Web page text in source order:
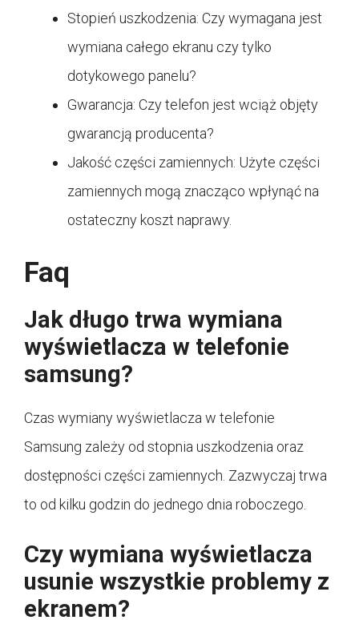
Stopień uszkodzenia: Czy wymagana jest
wymiana całego ekranu czy tylko
dotykowego panelu?
Gwarancja: Czy telefon jest wciąż objęty
gwarancją producenta?
Jakość części zamiennych: Użyte części
zamiennych mogą znacząco wpłynąć na
ostateczny koszt naprawy.
Faq
Jak długo trwa wymiana
wyświetlacza w telefonie
samsung?
Czas wymiany wyświetlacza w telefonie
Samsung zależy od stopnia uszkodzenia oraz
dostępności części zamiennych. Zazwyczaj trwa
to od kilku godzin do jednego dnia roboczego.
Czy wymiana wyświetlacza
usunie wszystkie problemy z
ekranem?